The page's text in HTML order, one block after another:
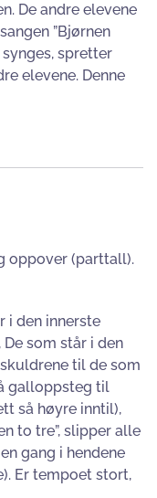
De andre elevene
”Bjørnen
spretter
elevene. Denne
oppover (parttall).
i den innerste
som står i den
til de som
galloppsteg til
så høyre inntil),
to tre”, slipper alle
gang i hendene
Er tempoet stort,